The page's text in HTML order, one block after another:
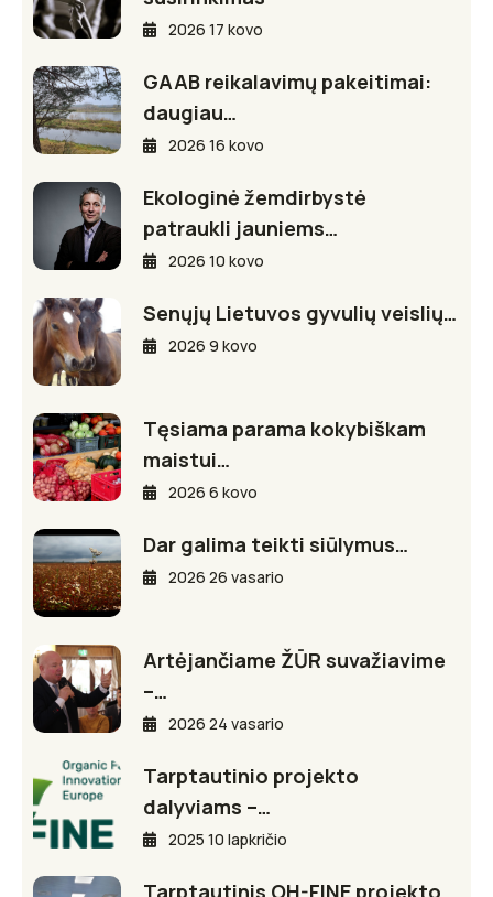
2026 17 kovo
GAAB reikalavimų pakeitimai:
daugiau…
2026 16 kovo
Ekologinė žemdirbystė
patraukli jauniems…
2026 10 kovo
Senųjų Lietuvos gyvulių veislių…
2026 9 kovo
Tęsiama parama kokybiškam
maistui…
2026 6 kovo
Dar galima teikti siūlymus…
2026 26 vasario
Artėjančiame ŽŪR suvažiavime
–…
2026 24 vasario
Tarptautinio projekto
dalyviams –…
2025 10 lapkričio
Tarptautinis OH-FINE projekto